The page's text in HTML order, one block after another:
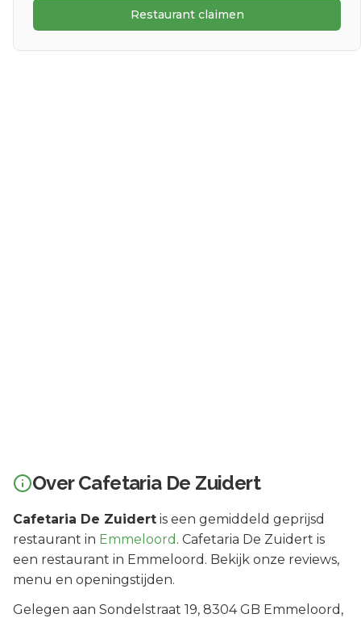
Restaurant claimen
OverCafetaria De Zuidert
Cafetaria De Zuidert is een gemiddeld geprijsd
restaurant in Emmeloord . Cafetaria De Zuidert is
een restaurant in Emmeloord. Bekijk onze reviews,
menu en openingstijden.
Gelegen aan Sondelstraat 19, 8304 GB Emmeloord ,